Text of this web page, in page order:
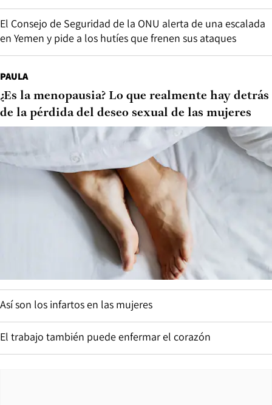
El Consejo de Seguridad de la ONU alerta de una escalada
en Yemen y pide a los hutíes que frenen sus ataques
PAULA
¿Es la menopausia? Lo que realmente hay detrás
de la pérdida del deseo sexual de las mujeres
Así son los infartos en las mujeres
El trabajo también puede enfermar el corazón